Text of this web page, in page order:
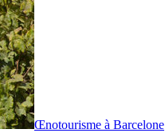
Œnotourisme à Barcelone